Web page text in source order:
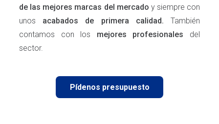
de las mejores marcas del mercado y siempre con
unos acabados de primera calidad. También
contamos con los mejores profesionales del
sector.
Pídenos presupuesto